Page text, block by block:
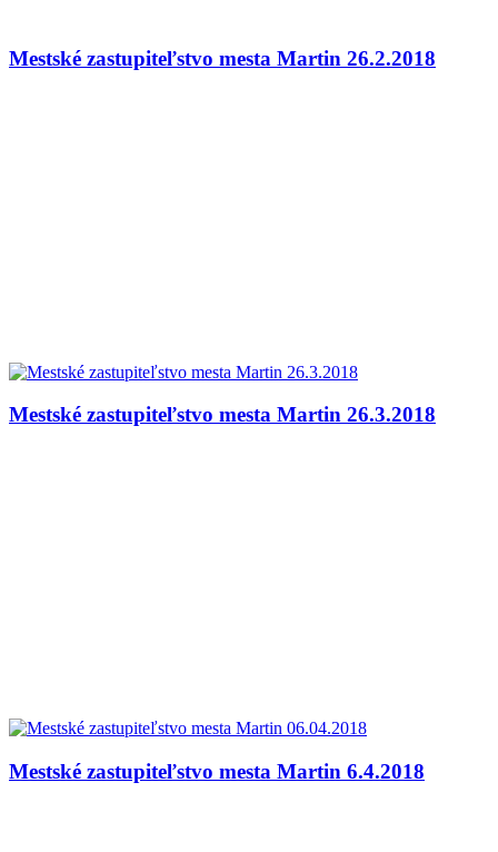
Mestské zastupiteľstvo mesta Martin 26.2.2018
Mestské zastupiteľstvo mesta Martin 26.3.2018
Mestské zastupiteľstvo mesta Martin 6.4.2018